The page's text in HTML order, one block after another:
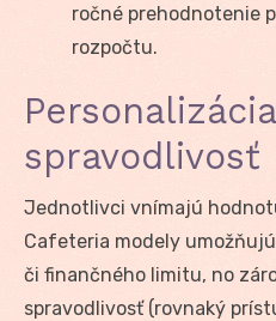
ročné prehodnotenie
rozpočtu.
spravodlivosť
Jednotlivci vnímajú
Cafeteria modely
či finančného limitu, no
spravodlivosť (rovnaký